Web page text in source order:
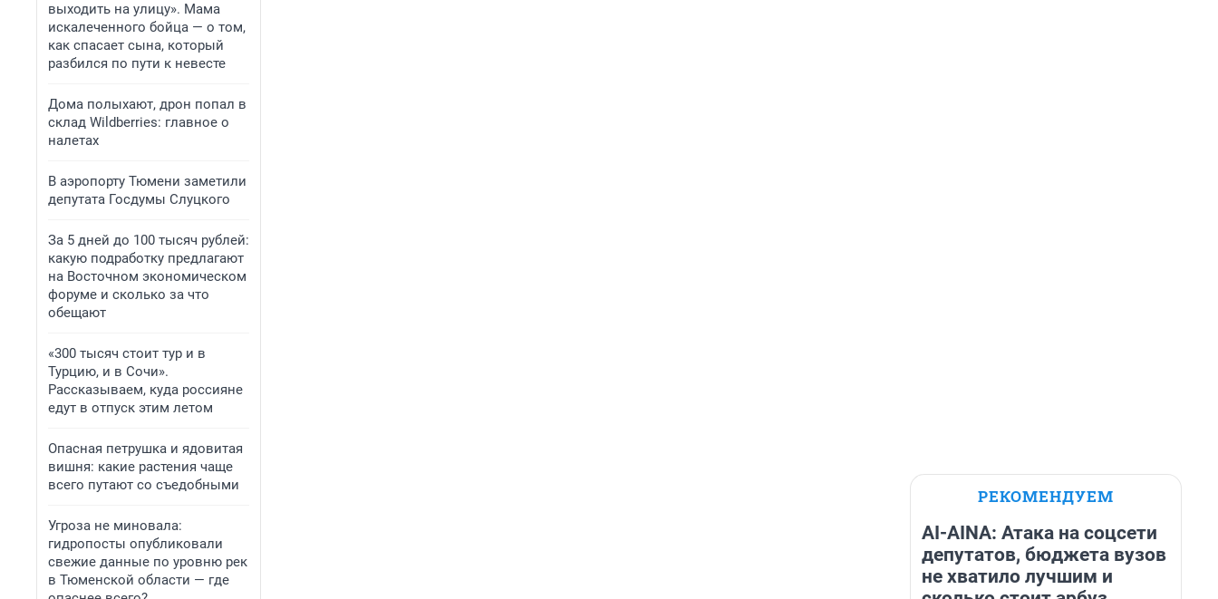
выходить на улицу». Мама
искалеченного бойца — о том,
как спасает сына, который
разбился по пути к невесте
Дома полыхают, дрон попал в
склад Wildberries: главное о
налетах
В аэропорту Тюмени заметили
депутата Госдумы Слуцкого
За 5 дней до 100 тысяч рублей:
какую подработку предлагают
на Восточном экономическом
форуме и сколько за что
обещают
«300 тысяч стоит тур и в
Турцию, и в Сочи».
Рассказываем, куда россияне
едут в отпуск этим летом
Опасная петрушка и ядовитая
вишня: какие растения чаще
всего путают со съедобными
Угроза не миновала:
гидропосты опубликовали
свежие данные по уровню рек
в Тюменской области — где
РЕКОМЕНДУЕМ
AI-AINA: Атака на соцсети
депутатов, бюджета вузов
не хватило лучшим и